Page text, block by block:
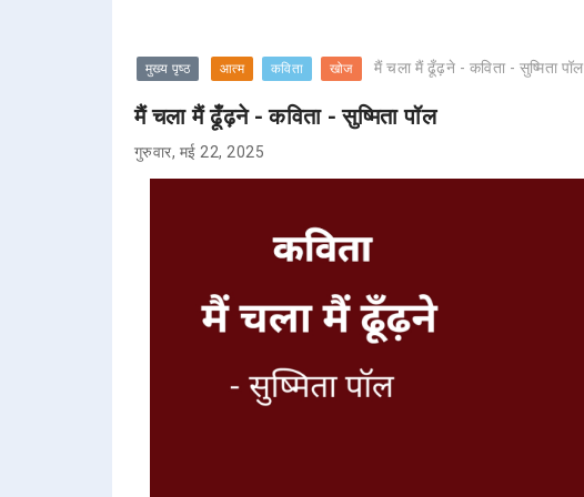
मुख्य पृष्ठ आत्म कविता खोज मैं चला मैं ढूँढ़ने - कविता - सुष्मिता पॉल
मैं चला मैं ढूँढ़ने - कविता - सुष्मिता पॉल
गुरुवार, मई 22, 2025